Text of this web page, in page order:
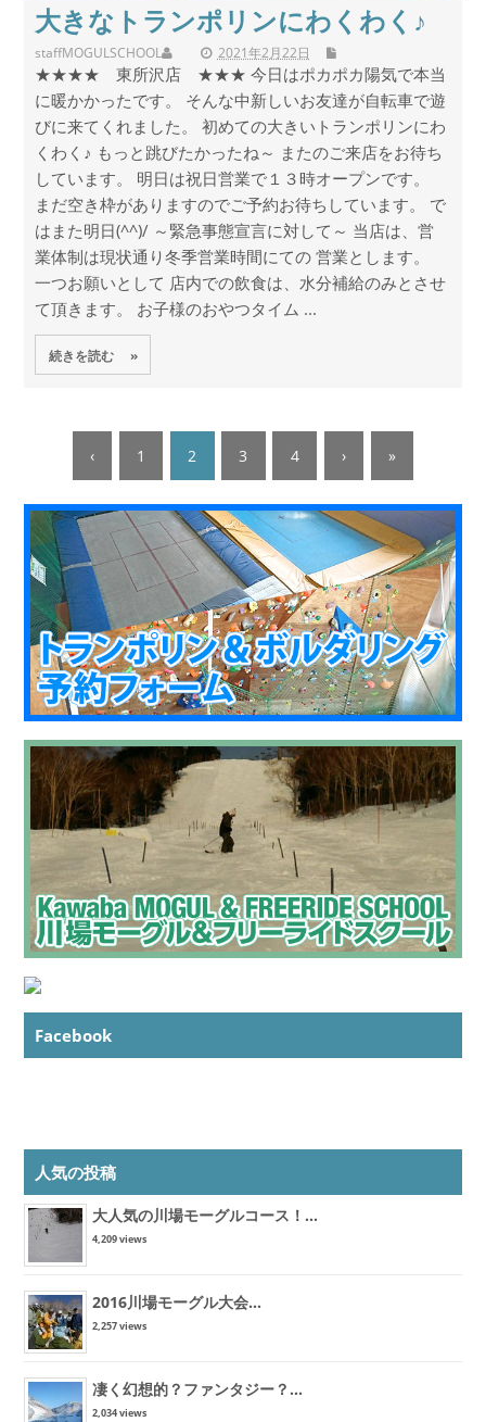
大きなトランポリンにわくわく♪
staff 2021年2月22日
MOGULSCHOOL
★★★★ 東所沢店 ★★★ 今日はポカポカ陽気で本当
に暖かかったです。 そんな中新しいお友達が自転車で遊
びに来てくれました。 初めての大きいトランポリンにわ
くわく♪ もっと跳びたかったね～ またのご来店をお待ち
しています。 明日は祝日営業で１３時オープンです。
まだ空き枠がありますのでご予約お待ちしています。 で
はまた明日(^^)/ ～緊急事態宣言に対して～ 当店は、営
業体制は現状通り冬季営業時間にての 営業とします。
一つお願いとして 店内での飲食は、水分補給のみとさせ
て頂きます。 お子様のおやつタイム ...
続きを読む »
‹ 1 2 3 4 › »
Facebook
人気の投稿
大人気の川場モーグルコース！...
4,209 views
2016川場モーグル大会...
2,257 views
凄く幻想的？ファンタジー？...
2,034 views